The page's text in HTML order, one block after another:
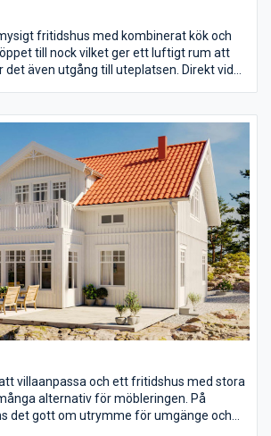
fritidshus med kombinerat kök och
till nock vilket ger ett luftigt rum att
det även utgång till uteplatsen. Direkt vid
villaanpassa och ett fritidshus med stora
alternativ för möbleringen. På
det gott om utrymme för umgänge och